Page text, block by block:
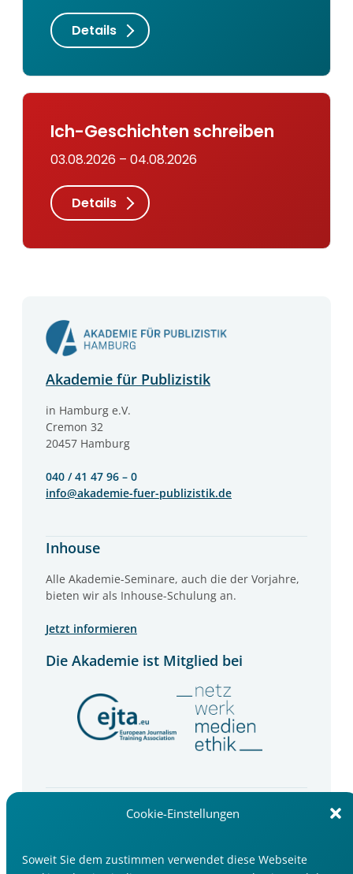
Cookie-Einstellungen
Soweit Sie dem zustimmen verwendet diese Webseite
Details
Ich-Geschichten schreiben
03.08.2026 – 04.08.2026
Details
Akademie für Publizistik
in Hamburg e.V.
Cremon 32
20457 Hamburg
040 / 41 47 96 – 0
info@akademie-fuer-publizistik.de
Inhouse
Alle Akademie-Seminare, auch die der Vorjahre,
bieten wir als Inhouse-Schulung an.
Jetzt informieren
Die Akademie ist Mitglied bei